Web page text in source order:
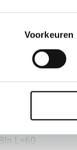
Voorkeuren
L=250
L=120
L=60